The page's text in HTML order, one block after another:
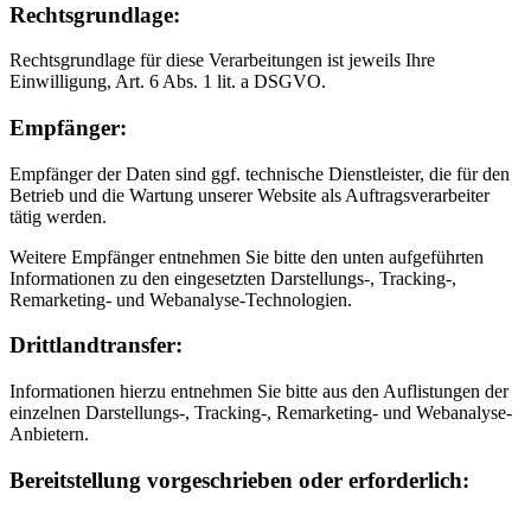
Rechtsgrundlage:
Rechtsgrundlage für diese Verarbeitungen ist jeweils Ihre
Einwilligung, Art. 6 Abs. 1 lit. a DSGVO.
Empfänger:
Empfänger der Daten sind ggf. technische Dienstleister, die für den
Betrieb und die Wartung unserer Website als Auftragsverarbeiter
tätig werden.
Weitere Empfänger entnehmen Sie bitte den unten aufgeführten
Informationen zu den eingesetzten Darstellungs-, Tracking-,
Remarketing- und Webanalyse-Technologien.
Drittlandtransfer:
Informationen hierzu entnehmen Sie bitte aus den Auflistungen der
einzelnen Darstellungs-, Tracking-, Remarketing- und Webanalyse-
Anbietern.
Bereitstellung vorgeschrieben oder erforderlich: